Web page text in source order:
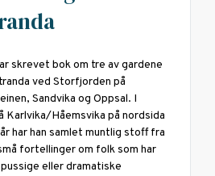
skrevet bok om tre av gardene
ved Storfjorden på
Sandvika og Oppsal. I
Karlvika/Håemsvika på nordsida
har han samlet muntlig stoff fra
fortellinger om folk som har
eller dramatiske